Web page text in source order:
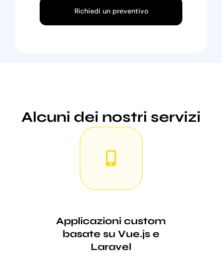
Richiedi un preventivo
Alcuni dei nostri servizi
Applicazioni custom
basate su Vue.js e
Laravel